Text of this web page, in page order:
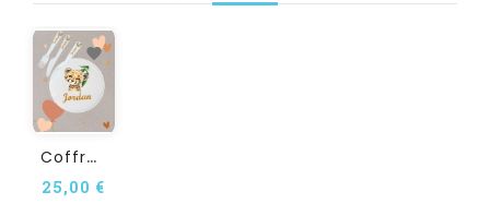
C
Offret Assiette Et...
25,00 €